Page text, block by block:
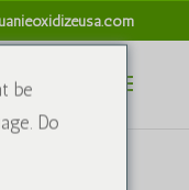
be
Do